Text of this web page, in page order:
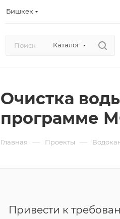
Бишкек
Каталог
Очистка
программе
Главная — Проекты —
Привести к